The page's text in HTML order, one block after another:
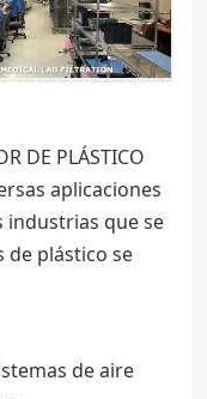
DE PLÁSTICO
aplicaciones
industrias que se
de plástico se
de aire